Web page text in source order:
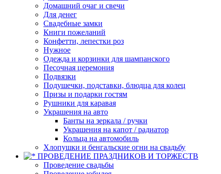
Домашний очаг и свечи
Для денег
Свадебные замки
Книги пожеланий
Конфетти, лепестки роз
Нужное
Одежда и корзинки для шампанского
Песочная церемония
Подвязки
Подушечки, подставки, блюдца для колец
Призы и подарки гостям
Рушники для каравая
Украшения на авто
Банты на зеркала / ручки
Украшения на капот / радиатор
Кольца на автомобиль
Хлопушки и бенгальские огни на свадьбу
ПРОВЕДЕНИЕ ПРАЗДНИКОВ И ТОРЖЕСТВ
Проведение свадьбы